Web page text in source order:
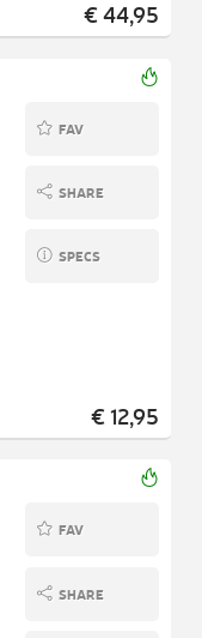
€ 44,95
FAV
SHARE
SPECS
€ 12,95
FAV
SHARE